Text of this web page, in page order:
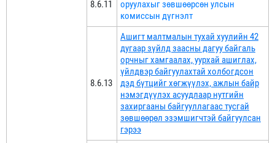
8.6.11
оруулахыг зөвшөөрсөн улсын
комиссын дүгнэлт
8.6.13
Ашигт малтмалын тухай хуулийн 42
дугаар зүйлд заасны дагуу байгаль
орчныг хамгаалах, уурхай ашиглах,
үйлдвэр байгуулахтай холбогдсон
дэд бүтцийг хөгжүүлэх, ажлын байр
нэмэгдүүлэх асуудлаар нутгийн
захиргааны байгууллагаас тусгай
зөвшөөрөл эзэмшигчтэй байгуулсан
гэрээ